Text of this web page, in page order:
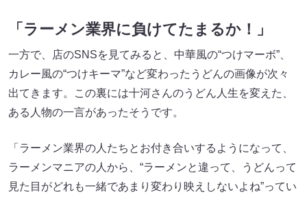
「ラーメン業界に負けてたまるか！」
一方で、店のSNSを見てみると、中華風の“つけマーボ”、
カレー風の“つけキーマ”など変わったうどんの画像が次々
出てきます。この裏には十河さんのうどん人生を変えた、
ある人物の一言があったそうです。
「ラーメン業界の人たちとお付き合いするようになって、
ラーメンマニアの人から、“ラーメンと違って、うどんって
見た目がどれも一緒であまり変わり映えしないよね”ってい